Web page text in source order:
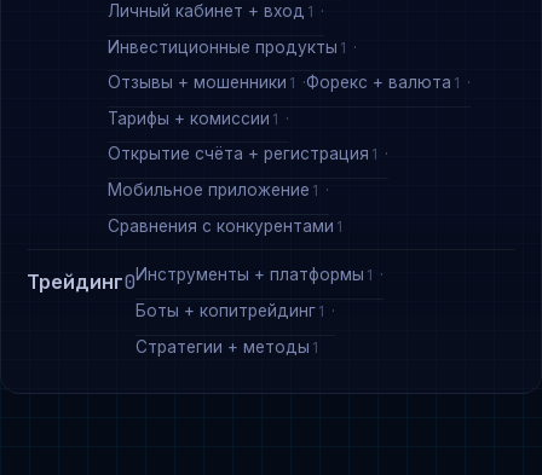
Личный кабинет + вход 1
Инвестиционные продукты 1
Отзывы + мошенники 1 Форекс + валюта 1
Тарифы + комиссии 1
Открытие счёта + регистрация 1
Мобильное приложение 1
Сравнения с конкурентами 1
Трейдинг0Инструменты + платформы 1
Боты + копитрейдинг 1
Стратегии + методы 1